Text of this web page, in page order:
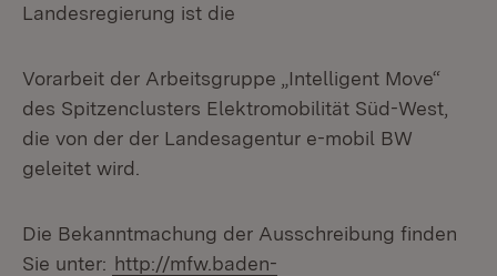
Landesregierung ist die
Vorarbeit der Arbeitsgruppe „Intelligent Move“
des Spitzenclusters Elektromobili­tät Süd-West,
die von der der Landesagentur e-mobil BW
geleitet wird.
Die Bekanntmachung der Ausschreibung finden
Sie unter: http://mfw.baden­